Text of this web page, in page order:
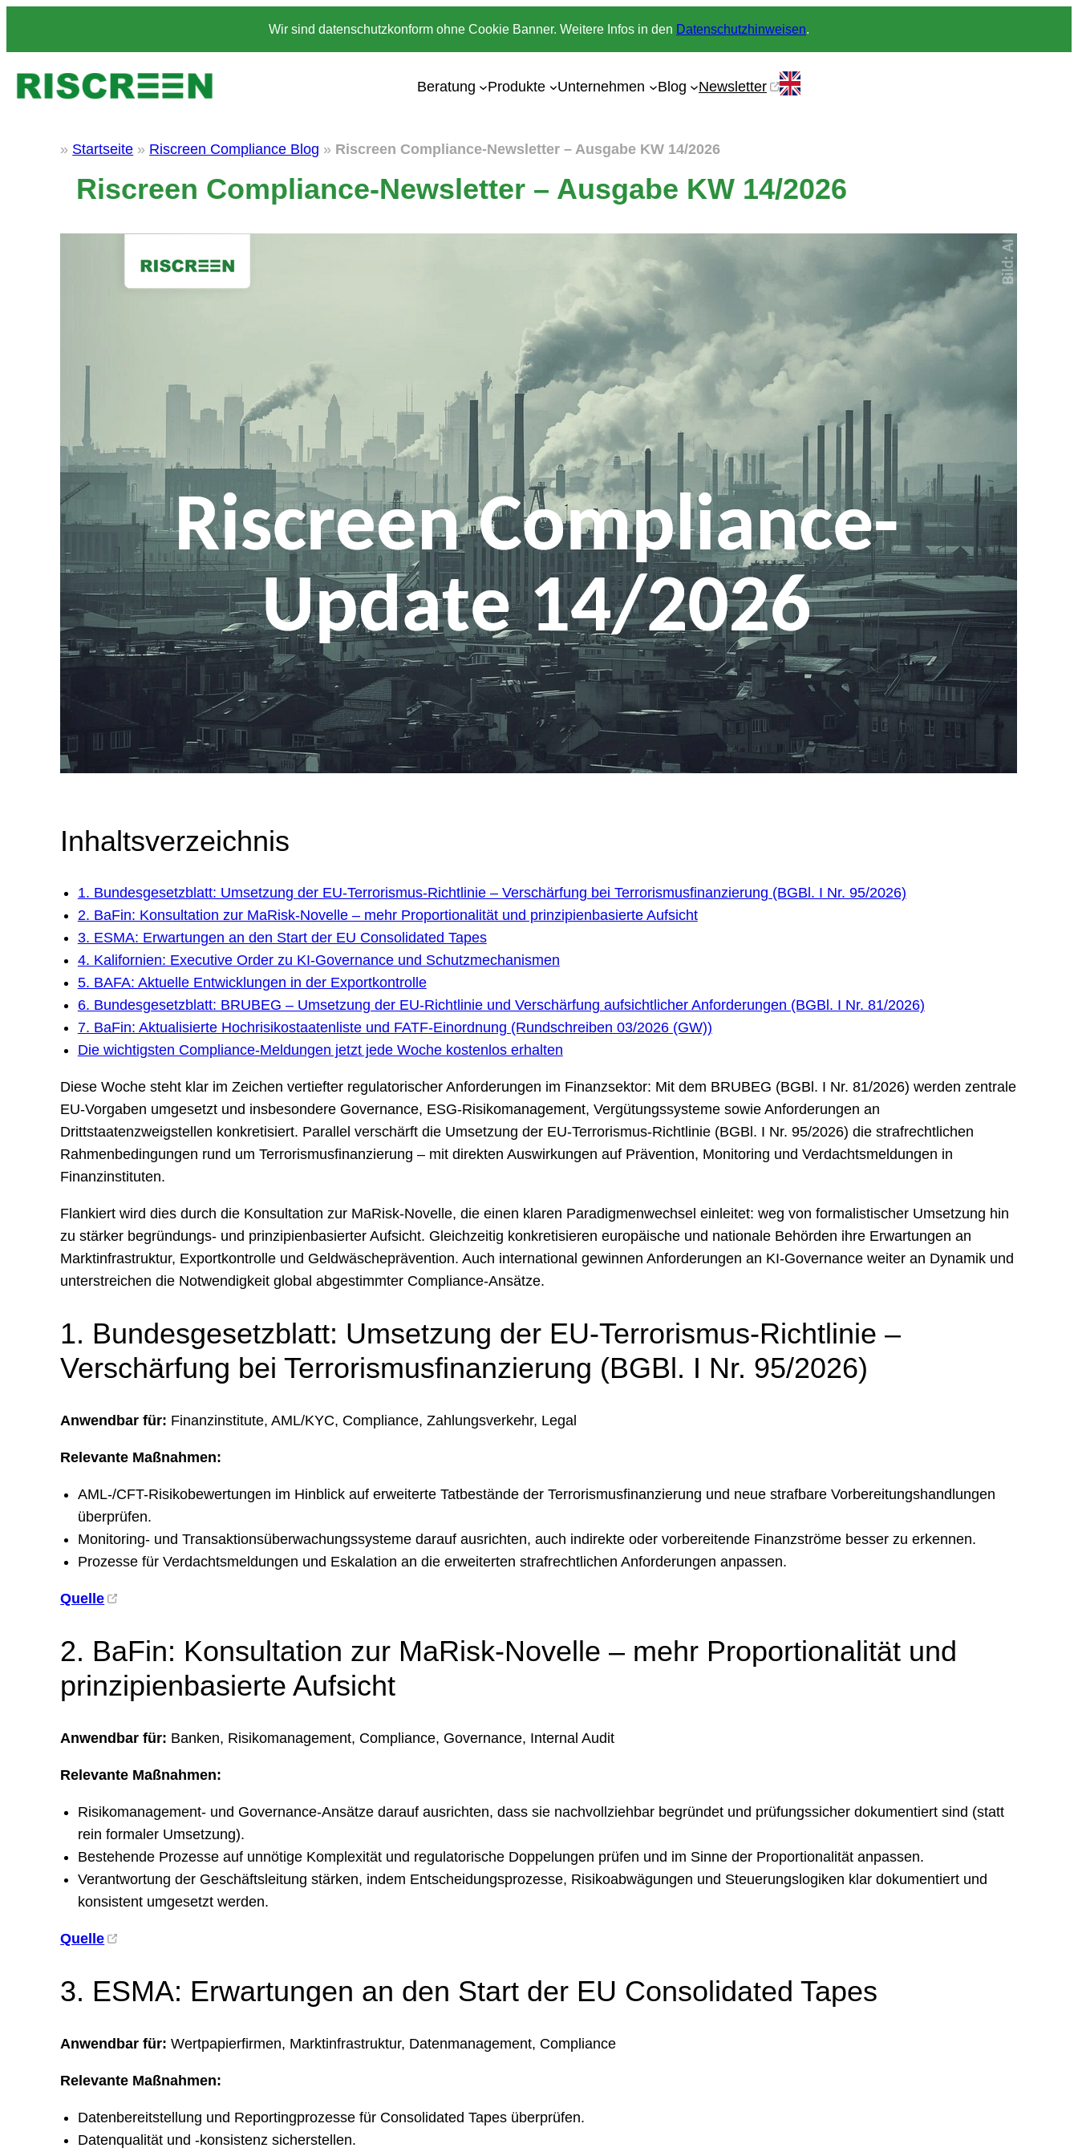
Wir sind datenschutzkonform ohne Cookie Banner. Weitere Infos in den Datenschutzhinweisen.
Beratung Produkte Unternehmen Blog Newsletter
» Startseite » Riscreen Compliance Blog » Riscreen Compliance-Newsletter – Ausgabe KW 14/2026
Riscreen Compliance-Newsletter – Ausgabe KW 14/2026
Inhaltsverzeichnis
1. Bundesgesetzblatt: Umsetzung der EU-Terrorismus-Richtlinie – Verschärfung bei Terrorismusfinanzierung (BGBl. I Nr. 95/2026)
2. BaFin: Konsultation zur MaRisk-Novelle – mehr Proportionalität und prinzipienbasierte Aufsicht
3. ESMA: Erwartungen an den Start der EU Consolidated Tapes
4. Kalifornien: Executive Order zu KI-Governance und Schutzmechanismen
5. BAFA: Aktuelle Entwicklungen in der Exportkontrolle
6. Bundesgesetzblatt: BRUBEG – Umsetzung der EU-Richtlinie und Verschärfung aufsichtlicher Anforderungen (BGBl. I Nr. 81/2026)
7. BaFin: Aktualisierte Hochrisikostaatenliste und FATF-Einordnung (Rundschreiben 03/2026 (GW))
Die wichtigsten Compliance-Meldungen jetzt jede Woche kostenlos erhalten
Diese Woche steht klar im Zeichen vertiefter regulatorischer Anforderungen im Finanzsektor: Mit dem BRUBEG (BGBl. I Nr. 81/2026) werden zentrale
EU-Vorgaben umgesetzt und insbesondere Governance, ESG-Risikomanagement, Vergütungssysteme sowie Anforderungen an
Drittstaatenzweigstellen konkretisiert. Parallel verschärft die Umsetzung der EU-Terrorismus-Richtlinie (BGBl. I Nr. 95/2026) die strafrechtlichen
Rahmenbedingungen rund um Terrorismusfinanzierung – mit direkten Auswirkungen auf Prävention, Monitoring und Verdachtsmeldungen in
Finanzinstituten.
Flankiert wird dies durch die Konsultation zur MaRisk-Novelle, die einen klaren Paradigmenwechsel einleitet: weg von formalistischer Umsetzung hin
zu stärker begründungs- und prinzipienbasierter Aufsicht. Gleichzeitig konkretisieren europäische und nationale Behörden ihre Erwartungen an
Marktinfrastruktur, Exportkontrolle und Geldwäscheprävention. Auch international gewinnen Anforderungen an KI-Governance weiter an Dynamik und
unterstreichen die Notwendigkeit global abgestimmter Compliance-Ansätze.
1. Bundesgesetzblatt: Umsetzung der EU-Terrorismus-Richtlinie –
Verschärfung bei Terrorismusfinanzierung (BGBl. I Nr. 95/2026)
Anwendbar für: Finanzinstitute, AML/KYC, Compliance, Zahlungsverkehr, Legal
Relevante Maßnahmen:
AML-/CFT-Risikobewertungen im Hinblick auf erweiterte Tatbestände der Terrorismusfinanzierung und neue strafbare Vorbereitungshandlungen
überprüfen.
Monitoring- und Transaktionsüberwachungssysteme darauf ausrichten, auch indirekte oder vorbereitende Finanzströme besser zu erkennen.
Prozesse für Verdachtsmeldungen und Eskalation an die erweiterten strafrechtlichen Anforderungen anpassen.
Quelle
2. BaFin: Konsultation zur MaRisk-Novelle – mehr Proportionalität und
prinzipienbasierte Aufsicht
Anwendbar für: Banken, Risikomanagement, Compliance, Governance, Internal Audit
Relevante Maßnahmen:
Risikomanagement- und Governance-Ansätze darauf ausrichten, dass sie nachvollziehbar begründet und prüfungssicher dokumentiert sind (statt
rein formaler Umsetzung).
Bestehende Prozesse auf unnötige Komplexität und regulatorische Doppelungen prüfen und im Sinne der Proportionalität anpassen.
Verantwortung der Geschäftsleitung stärken, indem Entscheidungsprozesse, Risikoabwägungen und Steuerungslogiken klar dokumentiert und
konsistent umgesetzt werden.
Quelle
3. ESMA: Erwartungen an den Start der EU Consolidated Tapes
Anwendbar für: Wertpapierfirmen, Marktinfrastruktur, Datenmanagement, Compliance
Relevante Maßnahmen:
Datenbereitstellung und Reportingprozesse für Consolidated Tapes überprüfen.
Datenqualität und -konsistenz sicherstellen.